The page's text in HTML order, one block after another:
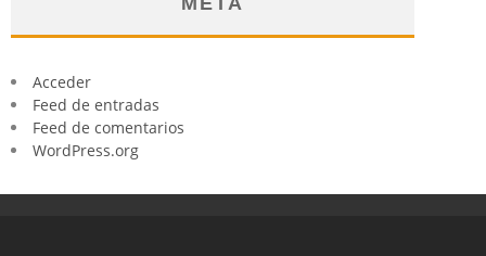
Acceder
Feed de entradas
Feed de comentarios
WordPress.org